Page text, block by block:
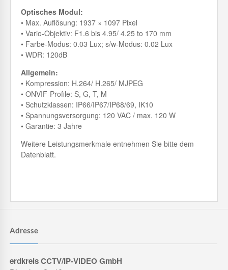
Optisches Modul:
• Max. Auflösung: 1937 × 1097 Pixel
• Vario-Objektiv: F1.6 bis 4.95/ 4.25 to 170 mm
• Farbe-Modus: 0.03 Lux; s/w-Modus: 0.02 Lux
• WDR: 120dB
Allgemein:
• Kompression: H.264/ H.265/ MJPEG
• ONVIF-Profile: S, G, T, M
• Schutzklassen: IP66/IP67/IP68/69, IK10
• Spannungsversorgung: 120 VAC / max. 120 W
• Garantie: 3 Jahre
Weitere Leistungsmerkmale entnehmen Sie bitte dem
Datenblatt.
Adresse
erdkreis CCTV/IP-VIDEO GmbH